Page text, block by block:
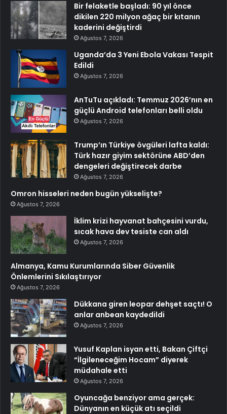
Bir felaketle başladı: 90 yıl önce
dikilen 220 milyon ağaç bir kıtanın
kaderini değiştirdi
Ağustos 7, 2026
Uganda’da 3 Yeni Ebola Vakası Tespit
Edildi
Ağustos 7, 2026
AnTuTu açıkladı: Temmuz 2026’nın en
güçlü Android telefonları belli oldu
Ağustos 7, 2026
Trump’ın Türkiye övgüleri lafta kaldı:
Türk hazır giyim sektörüne ABD’den
dengeleri değiştirecek darbe
Ağustos 7, 2026
Omron hisseleri neden bugün yükselişte?
Ağustos 7, 2026
İklim krizi hayvanat bahçesini vurdu,
sıcak hava dev tesiste can aldı
Ağustos 7, 2026
Almanya, Kamu Kurumlarında Siber Güvenlik
Önlemlerini Sıkılaştırıyor
Ağustos 7, 2026
Dükkana giren leopar dehşet saçtı! O
anlar anbean kaydedildi
Ağustos 7, 2026
Yusuf Kaplan isyan etti, Bakan Çiftçi
“İlgileneceğim Hocam” diyerek
müdahale etti
Ağustos 7, 2026
Oyuncağa benziyor ama gerçek:
Dünyanın en küçük atı seçildi